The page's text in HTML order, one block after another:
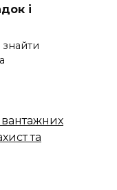
і
знайти